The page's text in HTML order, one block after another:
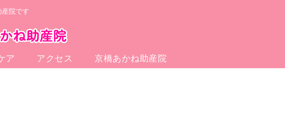
院です
ア アクセス 京橋あかね助産院